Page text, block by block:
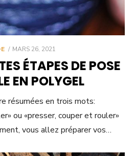
POSTED
MARS 26, 2021
ÉTAPES DE POSE
EN POLYGEL
résumées en trois mots:
ou «presser, couper et rouler»
vous allez préparer vos…